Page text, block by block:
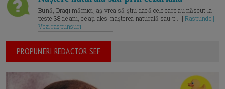
Bună, Dragi mămici, aș vrea să știu dacă cele care au născut la
peste 38 de ani, ce ați ales: nașterea naturală sau p... |Raspunde |
Vezi raspunsuri
PROPUNERI REDACTOR SEF